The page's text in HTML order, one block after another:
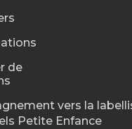
de
vers la
Petite Enfance